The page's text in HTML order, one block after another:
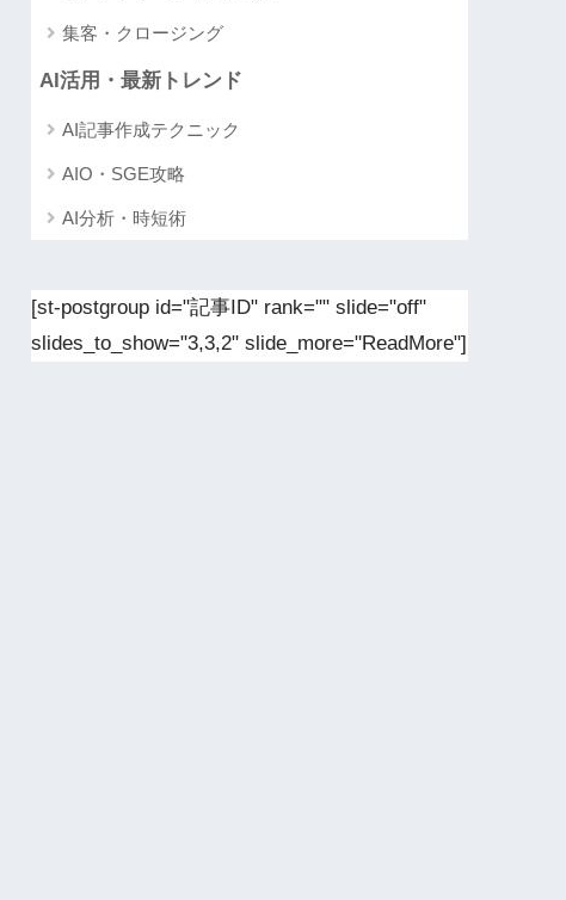
集客・クロージング
AI活用・最新トレンド
AI記事作成テクニック
AIO・SGE攻略
AI分析・時短術
[st-postgroup id="記事ID" rank="" slide="off"
slides_to_show="3,3,2" slide_more="ReadMore"]